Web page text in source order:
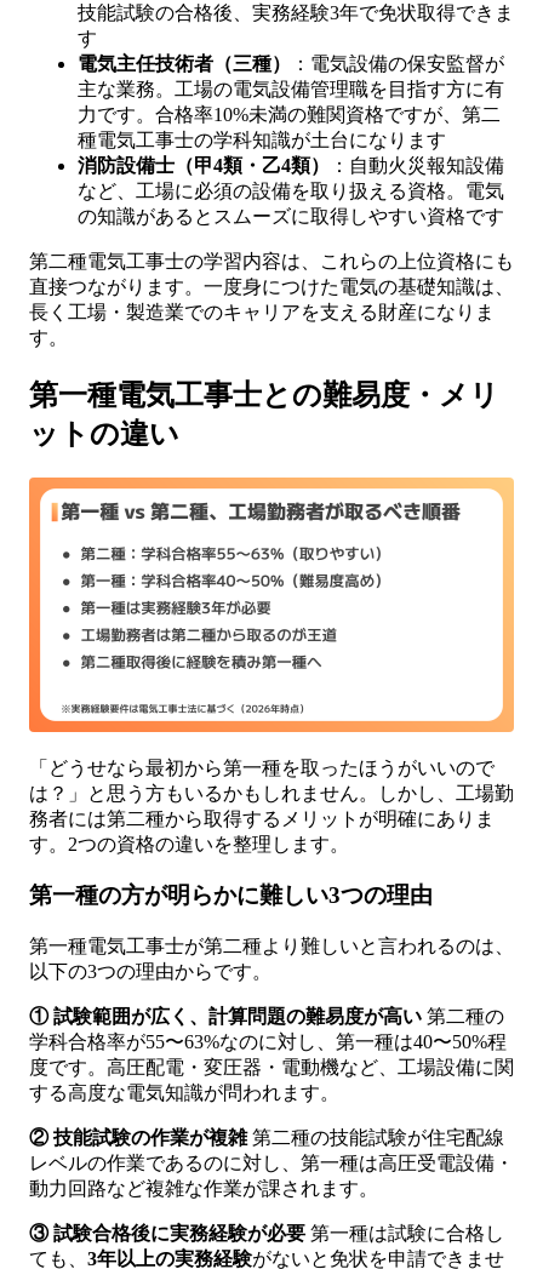
技能試験の合格後、実務経験3年で免状取得できま
す
電気主任技術者（三種）
：電気設備の保安監督が
主な業務。工場の電気設備管理職を目指す方に有
力です。合格率10%未満の難関資格ですが、第二
種電気工事士の学科知識が土台になります
消防設備士（甲4類・乙4類）
：自動火災報知設備
など、工場に必須の設備を取り扱える資格。電気
の知識があるとスムーズに取得しやすい資格です
第二種電気工事士の学習内容は、これらの上位資格にも
直接つながります。一度身につけた電気の基礎知識は、
長く工場・製造業でのキャリアを支える財産になりま
す。
第一種電気工事士との難易度・メリ
ットの違い
「どうせなら最初から第一種を取ったほうがいいので
は？」と思う方もいるかもしれません。しかし、工場勤
務者には第二種から取得するメリットが明確にありま
す。2つの資格の違いを整理します。
第一種の方が明らかに難しい3つの理由
第一種電気工事士が第二種より難しいと言われるのは、
以下の3つの理由からです。
① 試験範囲が広く、計算問題の難易度が高い 第二種の
学科合格率が55〜63%なのに対し、第一種は40〜50%程
度です。高圧配電・変圧器・電動機など、工場設備に関
する高度な電気知識が問われます。
② 技能試験の作業が複雑第二種の技能試験が住宅配線
レベルの作業であるのに対し、第一種は高圧受電設備・
動力回路など複雑な作業が課されます。
③ 試験合格後に実務経験が必要 第一種は試験に合格し
ても、 3年以上の実務経験がないと免状を申請できませ